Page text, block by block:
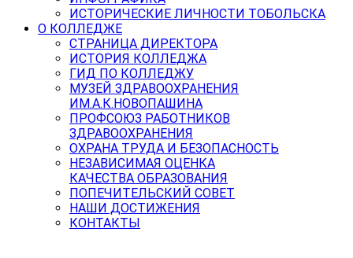
ИСТОРИЧЕСКИЕ ЛИЧНОСТИ ТОБОЛЬСКА
О КОЛЛЕДЖЕ
СТРАНИЦА ДИРЕКТОРА
ИСТОРИЯ КОЛЛЕДЖА
ГИД ПО КОЛЛЕДЖУ
МУЗЕЙ ЗДРАВООХРАНЕНИЯ
ИМ.А.К.НОВОПАШИНА
ПРОФСОЮЗ РАБОТНИКОВ
ЗДРАВООХРАНЕНИЯ
ОХРАНА ТРУДА И БЕЗОПАСНОСТЬ
НЕЗАВИСИМАЯ ОЦЕНКА
КАЧЕСТВА ОБРАЗОВАНИЯ
ПОПЕЧИТЕЛЬСКИЙ СОВЕТ
НАШИ ДОСТИЖЕНИЯ
КОНТАКТЫ